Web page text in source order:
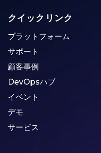
クイックリンク
プラットフォーム
サポート
顧客事例
DevOpsハブ
イベント
デモ
サービス